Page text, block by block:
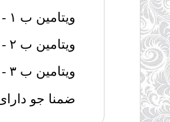
ویتامین ب ۱ - ۰/۱۲ میلی گرم
ویتامین ب ۲ - ۰/۰۵ میلی گرم
ویتامین ب ۳ - ۳ میلی گرم
ضمنا جو